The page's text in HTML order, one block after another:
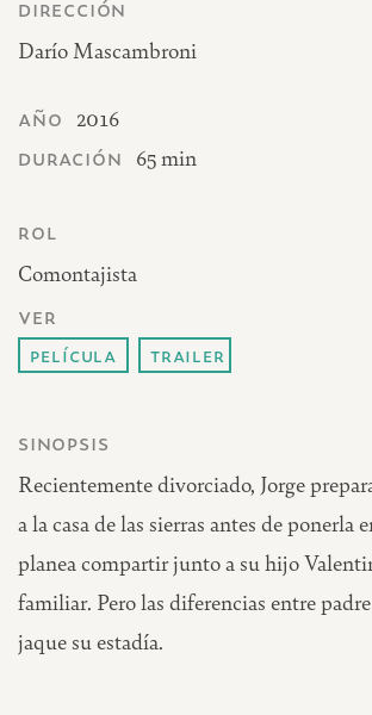
dirección
Darío Mascambroni
año 2016
duración 65 min
rol
Comontajista
ver
película trailer
sinopsis
Recientemente divorciado, Jorge
a la casa de las sierras antes de ponerla
planea compartir junto a su hijo
familiar. Pero las diferencias entre
jaque su estadía.